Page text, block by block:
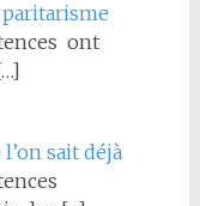
ont
l’on sait déjà